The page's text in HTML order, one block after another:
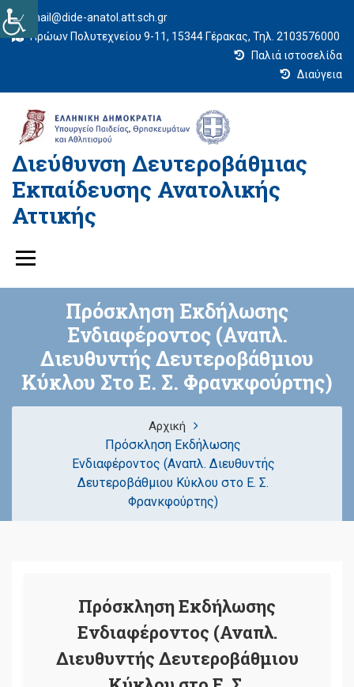
mail@dide-anatol.att.sch.gr
Ηρώων Πολυτεχνείου 9-11, 15344 Γέρακας, Τηλ. 2103576000
Παλιά ιστοσελίδα
Διαύγεια
Διεύθυνση Δευτεροβάθμιας
Εκπαίδευσης Ανατολικής
Αττικής
Πρόσκληση Εκδήλωσης
Ενδιαφέροντος (Αναπλ.
Διευθυντής Δευτεροβάθμιου
Κύκλου Στο Ε. Σ. Φρανκφούρτης)
Αρχική
Πρόσκληση Εκδήλωσης
Ενδιαφέροντος (Αναπλ. Διευθυντής
Δευτεροβάθμιου Κύκλου στο Ε. Σ.
Φρανκφούρτης)
Πρόσκληση Εκδήλωσης
Ενδιαφέροντος (Αναπλ.
Διευθυντής Δευτεροβάθμιου